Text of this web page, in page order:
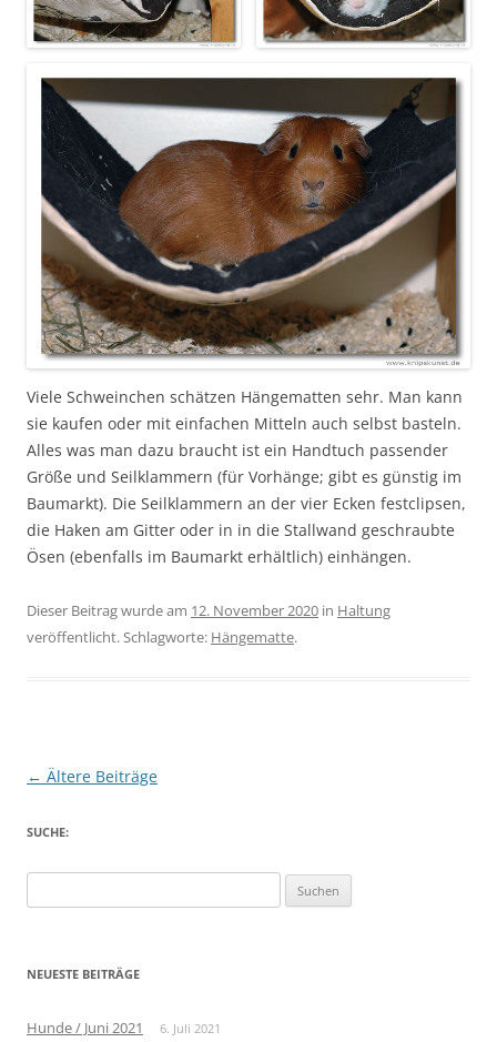
Viele Schweinchen schätzen Hängematten sehr. Man kann
sie kaufen oder mit einfachen Mitteln auch selbst basteln.
Alles was man dazu braucht ist ein Handtuch passender
Größe und Seilklammern (für Vorhänge; gibt es günstig im
Baumarkt). Die Seilklammern an der vier Ecken festclipsen,
die Haken am Gitter oder in in die Stallwand geschraubte
Ösen (ebenfalls im Baumarkt erhältlich) einhängen.
Dieser Beitrag wurde am 12. November 2020 in Haltung
veröffentlicht. Schlagworte: Hängematte.
Beitragsnavigation
← Ältere Beiträge
SUCHE:
nach:
NEUESTE BEITRÄGE
Hunde / Juni 2021 6. Juli 2021